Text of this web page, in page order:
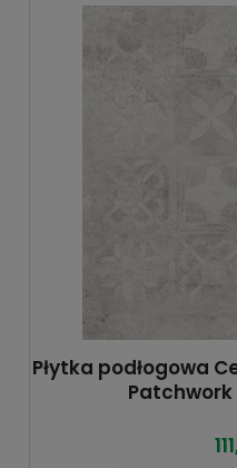
Płytka podłogowa
Patchwork